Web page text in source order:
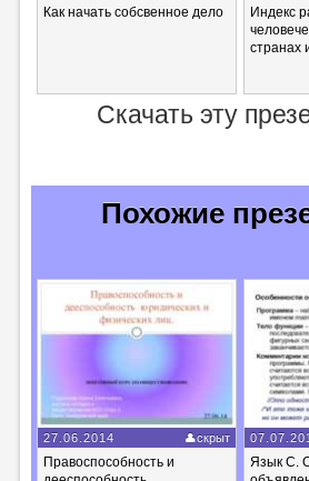
Как начать собсвенное дело
Индекс
странах
Скачать эту
Похожие
27.06.2014 скрыт
Правоспособность и
Язык C.